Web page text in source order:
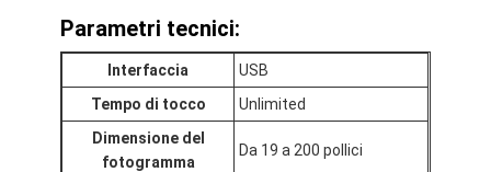
Parametri tecnici:
Interfaccia
USB
Tempo di tocco
Unlimited
Dimensione del
fotogramma
Da 19 a 200 pollici